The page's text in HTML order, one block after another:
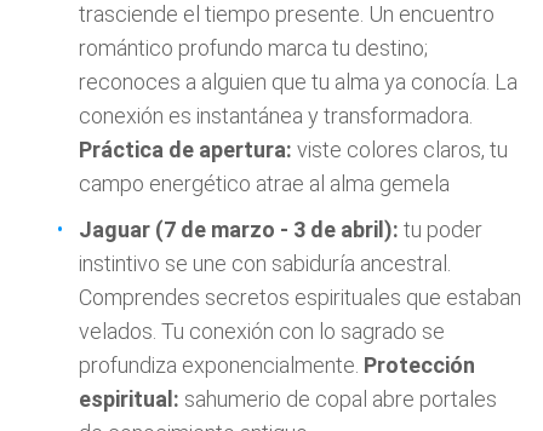
trasciende el tiempo presente. Un encuentro
romántico profundo marca tu destino;
reconoces a alguien que tu alma ya conocía. La
conexión es instantánea y transformadora.
Práctica de apertura: viste colores claros, tu
campo energético atrae al alma gemela
Jaguar (7 de marzo - 3 de abril): tu poder
instintivo se une con sabiduría ancestral.
Comprendes secretos espirituales que estaban
velados. Tu conexión con lo sagrado se
profundiza exponencialmente. Protección
espiritual: sahumerio de copal abre portales